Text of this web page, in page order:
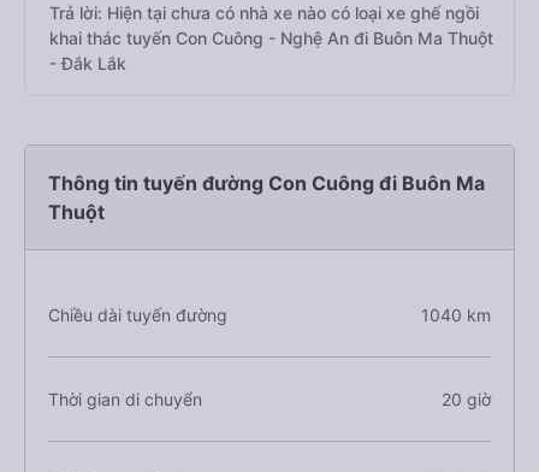
Trả lời: Hiện tại chưa có nhà xe nào có loại xe ghế ngồi
khai thác tuyến Con Cuông - Nghệ An đi Buôn Ma Thuột
- Đắk Lắk
Thông tin tuyến đường Con Cuông đi Buôn Ma
Thuột
Chiều dài tuyến đường 1040 km
Thời gian di chuyển 20 giờ